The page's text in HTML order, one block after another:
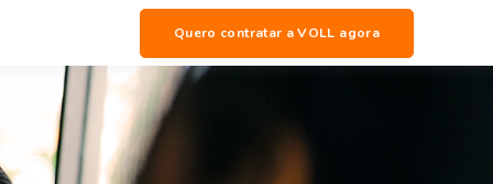
Quero contratar a VOLL agora